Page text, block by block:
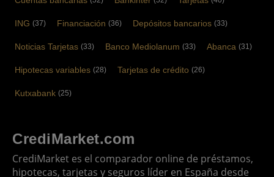
ING (37) Financiación (36) Depósitos bancarios (33)
Noticias Tarjetas (33) Banco Mediolanum (33) Abanca (31)
Hipotecas variables (28) Tarjetas de crédito (26)
Kutxabank (25)
CrediMarket.com
CrediMarket es el comparador online de préstamos,
hipotecas, tarjetas y seguros líder en España desde